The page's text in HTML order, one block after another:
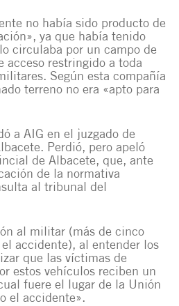
no había sido producto de
ya que había tenido
circulaba por un campo de
acceso restringido a toda
Según esta compañía
terreno no era «apto para
a AIG en el juzgado de
Perdió, pero apeló
de Albacete, que, ante
de la normativa
al tribunal del
al militar (más de cinco
accidente), al entender los
que las víctimas de
estos vehículos reciben un
fuere el lugar de la Unión
el accidente».